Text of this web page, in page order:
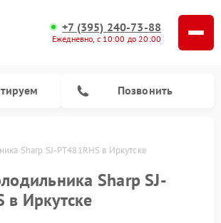
+7 (395) 240-73-88
Ежедневно, с 10:00 до 20:00
Позвонить
Sharp SJ-PT481RHS в Иркутске
Sharp SJ-
в Иркутске